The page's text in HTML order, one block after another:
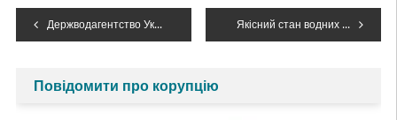
Навігація
Держводагентство України провело чергову онлайн-зустріч з фахівцями лабораторій щодо роботи в системі “Є-моніторинг” Якісний стан водних об’єктів річкового басейну Дністра у листопаді 2023 року
Повідомити про корупцію